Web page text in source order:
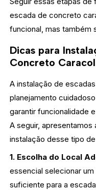
escada de concreto
funcional, mas também
Dicas para
Concreto Caracol
A instalação de
planejamento
garantir funcionalidade
A seguir, apresentamos
instalação desse tipo
1. Escolha do Local
essencial selecionar
suficiente para a